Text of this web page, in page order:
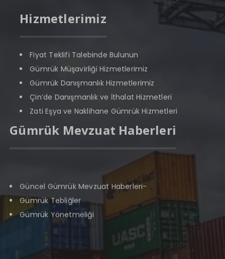
Hizmetlerimiz
Fiyat Teklifi Talebinde Bulunun
Gümrük Müşavirliği Hizmetlerimiz
Gümrük Danışmanlık Hizmetlerimiz
Çin’de Danışmanlık ve İthalat Hizmetleri
Zati Eşya ve Naklihane Gümrük Hizmetleri
Gümrük Mevzuat Haberleri
Güncel Gümrük Mevzuat Haberleri-
Gümrük Tebliğler
Gümrük Yönetmeliği
İthalat Tebliğleri